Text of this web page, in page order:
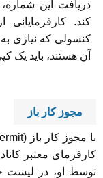
دریافت این شماره،
کند.
کنسولی که نیازی به
آن هستند، باید یک
مجوز کار باز
کارفرمای معتبر
توسط او، در لیست